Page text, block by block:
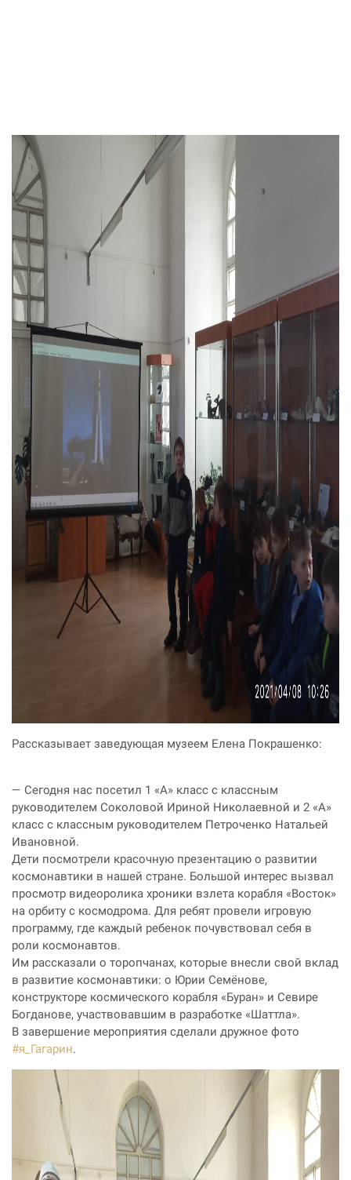
Рассказывает заведующая музеем Елена Покрашенко:
— Сегодня нас посетил 1 «А» класс с классным
руководителем Соколовой Ириной Николаевной и 2 «А»
класс с классным руководителем Петроченко Натальей
Ивановной.
Дети посмотрели красочную презентацию о развитии
космонавтики в нашей стране. Большой интерес вызвал
просмотр видеоролика хроники взлета корабля «Восток»
на орбиту с космодрома. Для ребят провели игровую
программу, где каждый ребенок почувствовал себя в
роли космонавтов.
Им рассказали о торопчанах, которые внесли свой вклад
в развитие космонавтики: о Юрии Семёнове,
конструкторе космического корабля «Буран» и Севире
Богданове, участвовавшим в разработке «Шаттла».
В завершение мероприятия сделали дружное фото
#я_Гагарин.